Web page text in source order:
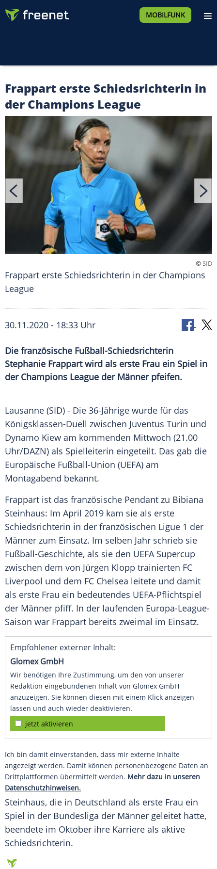
MOBILFUNK
Frappart erste Schiedsrichterin in
der Champions League
©SID
Frappart erste Schiedsrichterin in der Champions
League
30.11.2020 - 18:33 Uhr
Die französische Fußball-Schiedsrichterin
Stephanie Frappart wird als erste Frau ein Spiel in
der Champions League der Männer pfeifen.
Lausanne (SID) - Die 36-Jährige wurde für das
Königsklassen-Duell zwischen Juventus Turin und
Dynamo Kiew am kommenden Mittwoch (21.00
Uhr/DAZN) als Spielleiterin eingeteilt. Das gab die
Europäische Fußball-Union (UEFA) am
Montagabend bekannt.
Frappart ist das französische Pendant zu Bibiana
Steinhaus: Im April 2019 kam sie als erste
Schiedsrichterin in der französischen Ligue 1 der
Männer zum Einsatz. Im selben Jahr schrieb sie
Fußball-Geschichte, als sie den UEFA Supercup
zwischen dem von Jürgen Klopp trainierten FC
Liverpool und dem FC Chelsea leitete und damit
als erste Frau ein bedeutendes UEFA-Pflichtspiel
der Männer pfiff. In der laufenden Europa-League-
Saison war Frappart bereits zweimal im Einsatz.
Empfohlener externer Inhalt:
Glomex GmbH
Wir benötigen Ihre Zustimmung, um den von unserer
Redaktion eingebundenen Inhalt von Glomex GmbH
anzuzeigen. Sie können diesen mit einem Klick anzeigen
lassen und auch wieder deaktivieren.
jetzt aktivieren
Ich bin damit einverstanden, dass mir externe Inhalte
angezeigt werden. Damit können personenbezogene Daten an
Drittplattformen übermittelt werden. Mehr dazu in unseren
Datenschutzhinweisen.
Steinhaus, die in Deutschland als erste Frau ein
Spiel in der Bundesliga der Männer geleitet hatte,
beendete im Oktober ihre Karriere als aktive
Schiedsrichterin.